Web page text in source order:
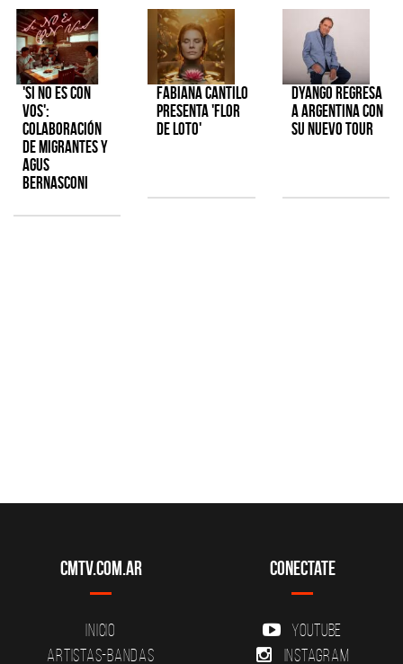
'Si No Es Con
Vos':
colaboración
de Migrantes y
Agus
Bernasconi
Fabiana Cantilo
presenta 'Flor
de Loto'
Dyango regresa
a Argentina con
su nuevo tour
CMTV.com.ar
Inicio
Artistas-Bandas
Conectate
YouTube
Instagram